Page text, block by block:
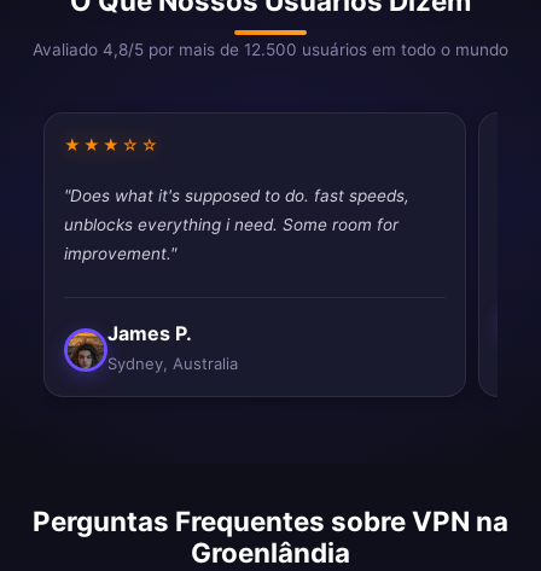
Avaliado 4,8/5 por mais de 12.500 usuários em todo o mundo
★★★☆☆
"Does what it's supposed to do. fast speeds,
unblocks everything i need. Some room for
improvement."
James P.
Sydney, Australia
Perguntas Frequentes sobre VPN na
Groenlândia